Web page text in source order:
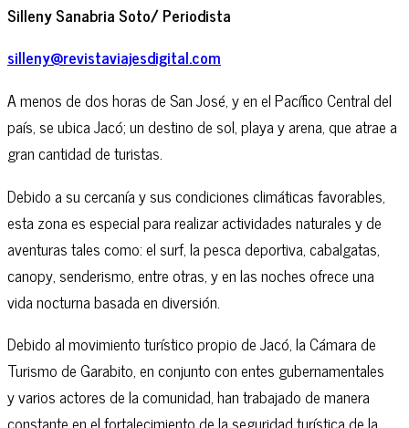
Silleny Sanabria Soto/ Periodista
silleny@revistaviajesdigital.com
A menos de dos horas de San José, y en el Pacífico Central del
país, se ubica Jacó; un destino de sol, playa y arena, que atrae a
gran cantidad de turistas.
Debido a su cercanía y sus condiciones climáticas favorables,
esta zona es especial para realizar actividades naturales y de
aventuras tales como: el surf, la pesca deportiva, cabalgatas,
canopy, senderismo, entre otras, y en las noches ofrece una
vida nocturna basada en diversión.
Debido al movimiento turístico propio de Jacó, la Cámara de
Turismo de Garabito, en conjunto con entes gubernamentales
y varios actores de la comunidad, han trabajado de manera